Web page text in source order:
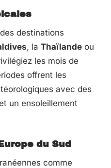
destinations
, la Thaïlande ou
les mois de
offrent les
avec des
un ensoleillement
du Sud
comme